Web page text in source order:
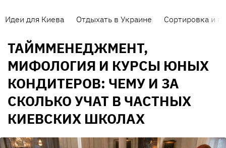
Идеи для Киева Отдыхать в Украине Сортировка и
ТАЙММЕНЕДЖМЕНТ,
МИФОЛОГИЯ И КУРСЫ ЮНЫХ
КОНДИТЕРОВ: ЧЕМУ И ЗА
СКОЛЬКО УЧАТ В ЧАСТНЫХ
КИЕВСКИХ ШКОЛАХ